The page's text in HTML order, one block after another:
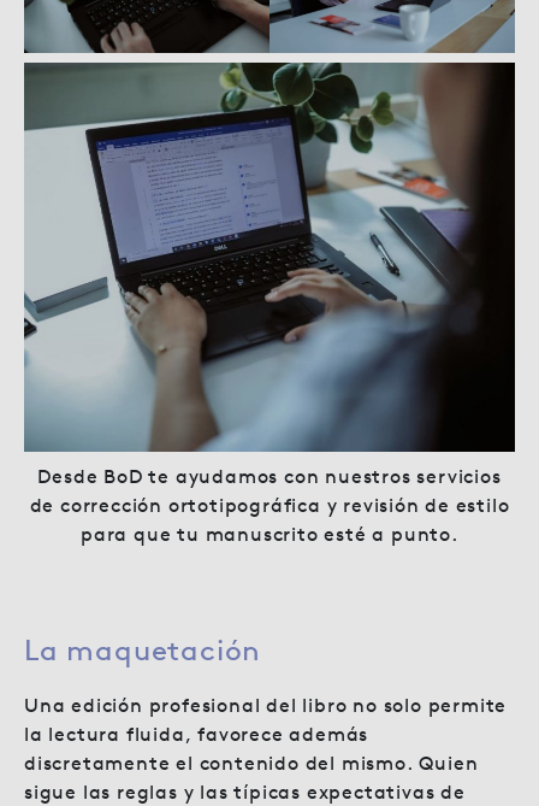
Desde BoD te ayudamos con nuestros servicios
de corrección ortotipográfica y revisión de estilo
para que tu manuscrito esté a punto.
La maquetación
Una edición profesional del libro no solo permite
la lectura fluida, favorece además
discretamente el contenido del mismo. Quien
sigue las reglas y las típicas expectativas de